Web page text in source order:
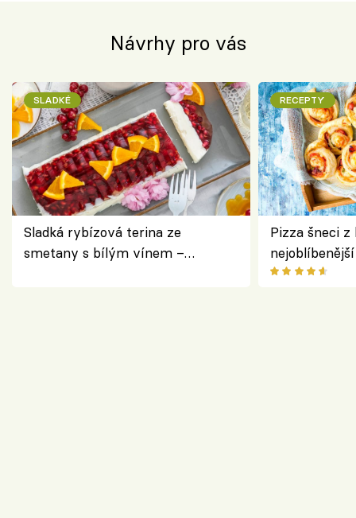
Návrhy pro vás
SLADKÉ
Sladká rybízová terina ze
smetany s bílým vínem –
RECEPTY
Pizza šneci